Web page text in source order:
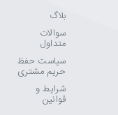
بلاگ
سوالات
متداول
سیاست حفظ
حریم مشتری
شرایط و
قوانین